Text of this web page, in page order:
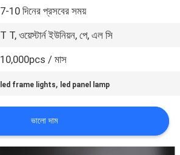
7-10 দিনের প্রসবের সময়
T T, ওয়েস্টার্ন ইউনিয়ন, পে, এল সি
10,000pcs / মাস
led frame lights, led panel lamp
ভালো দাম